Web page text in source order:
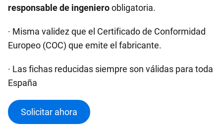
responsable de ingenieroobligatoria.
· Misma validez que el Certificado de Conformidad
Europeo (COC) que emite el fabricante.
· Las fichas reducidas siempre son válidas para toda
España
Solicitar ahora